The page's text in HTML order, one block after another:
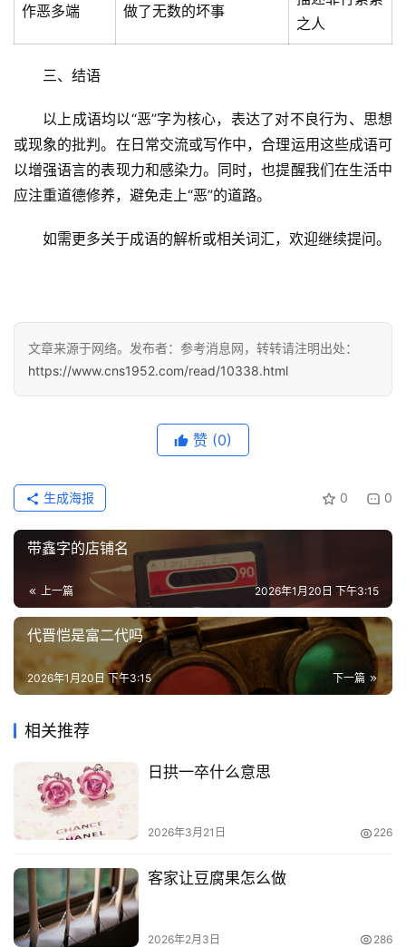
文
章
表
多
面
作恶多端 做了无数的坏事
之人
三、结语
以上成语均以“恶”字为核心，表达了对不良行为、思想
或现象的批判。在日常交流或写作中，合理运用这些成语可
以增强语言的表现力和感染力。同时，也提醒我们在生活中
应注重道德修养，避免走上“恶”的道路。
如需更多关于成语的解析或相关词汇，欢迎继续提问。
文章来源于网络。发布者：参考消息网，转转请注明出处：
https://www.cns1952.com/read/10338.html
赞 (0)
0 0
生成海报
带鑫字的店铺名
上一篇 2026年1月20日 下午3:15
代晋恺是富二代吗
下一篇
2026年1月20日 下午3:15
相关推荐
日拱一卒什么意思
2026年3月21日 226
客家让豆腐果怎么做
2026年2月3日 286